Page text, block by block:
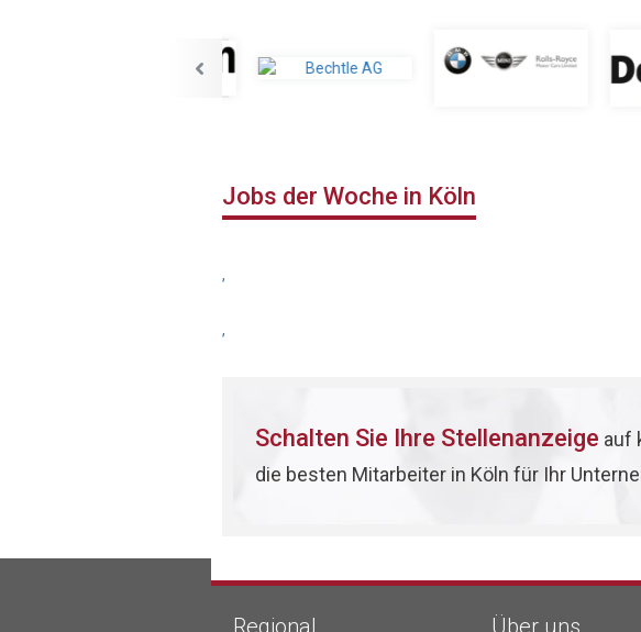
Jobs der Woche in Köln
,
,
Schalten Sie Ihre Stellenanzeige auf
die besten Mitarbeiter in Köln für Ihr
Regional Über uns